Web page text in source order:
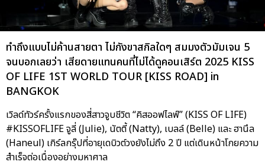
ทำถึงแบบไม่ค้านสายตา ไม่กังขาสกิลใดๆ สมมงตัวมัมเจน 5
จนบอกเลยว่า เสียดายแทนคนที่ไม่ได้ดูคอนเสิร์ต 2025 KISS
OF LIFE 1ST WORLD TOUR [KISS ROAD] in
BANGKOK
เวิลด์ทัวร์ครั้งแรกของสี่สาวจูบชีวิต “คิสออฟไลฟ์” (KISS OF LIFE)
#KISSOFLIFE จูลี่ (Julie), นัตตี้ (Natty), เบลล์ (Belle) และ ฮานึล
(Haneul) เกิร์ลกรุ๊ปที่อายุเดบิวต์วงยังไม่ถึง 2 ปี แต่เดินหน้าโกยความ
สำเร็จต่อเนื่องอย่างมหาศาล